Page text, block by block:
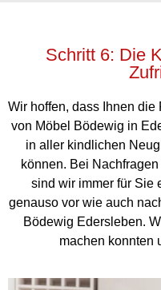
Schritt 6: Die
Wir hoffen, dass Ihnen
von Möbel Bödewig in
in aller kindlichen
können. Bei
sind wir immer für Sie
genauso vor wie auch
Bödewig Edersleben.
machen konnten